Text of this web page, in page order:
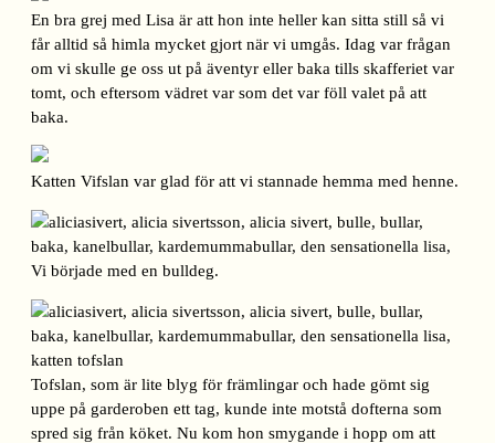
En bra grej med Lisa är att hon inte heller kan sitta still så vi
får alltid så himla mycket gjort när vi umgås. Idag var frågan
om vi skulle ge oss ut på äventyr eller baka tills skafferiet var
tomt, och eftersom vädret var som det var föll valet på att
baka.
Katten Vifslan var glad för att vi stannade hemma med henne.
Vi började med en bulldeg.
Tofslan, som är lite blyg för främlingar och hade gömt sig
uppe på garderoben ett tag, kunde inte motstå dofterna som
spred sig från köket. Nu kom hon smygande i hopp om att